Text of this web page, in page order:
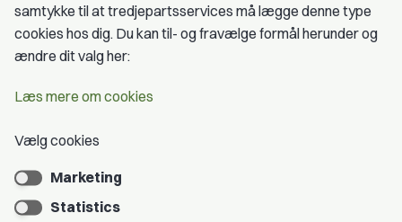
Fordele som medlem
Kontingent
Bliv medlem
samtykke til at tredjepartsservices må lægge denne type
cookies hos dig. Du kan til- og fravælge formål herunder og
ændre dit valg her:
Læs mere om cookies
Vælg cookies
Marketing
Statistics